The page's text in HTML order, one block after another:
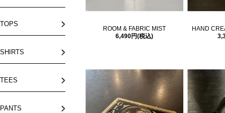
TOPS
SHIRTS
TEES
PANTS
ROOM & FABRIC MIST
6,490円(税込)
HAND